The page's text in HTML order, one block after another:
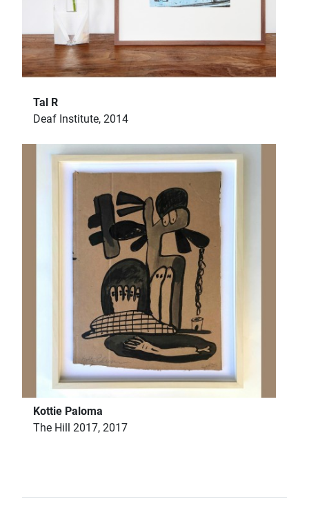
Tal R
Deaf Institute, 2014
Kottie Paloma
The Hill 2017, 2017